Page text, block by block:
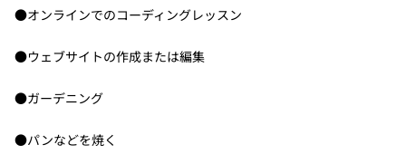
●オンラインでのコーディングレッスン
●ウェブサイトの作成または編集
●ガーデニング
●パンなどを焼く